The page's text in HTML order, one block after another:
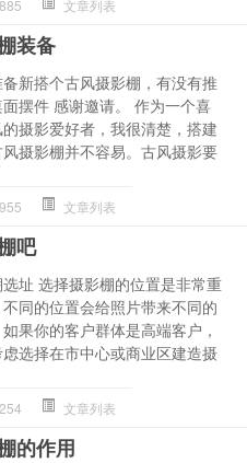
885 文章列表
装备
新搭个古风摄影棚，有没有推
摆件 感谢邀请。 作为一个喜
摄影爱好者，我很清楚，搭建
摄影棚并不容易。古风摄影要
955 文章列表
吧
址 选择摄影棚的位置是非常重
同的位置会给照片带来不同的
果你的客户群体是高端客户，
选择在市中心或商业区建造摄
254 文章列表
的作用